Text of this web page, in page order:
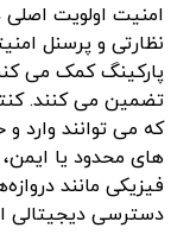
امنیت اولویت
نظارتی و پرسنل
پارکینگ کمک می
تضمین می کنند.
که می توانند وارد
های محدود یا
فیزیکی مانند
دسترسی دیجیتالی